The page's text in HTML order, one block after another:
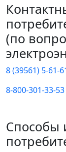
(по
8 (39561) 5-61-
8-800-301-33-53
Способы